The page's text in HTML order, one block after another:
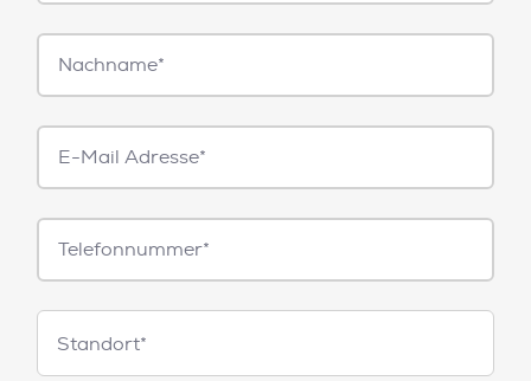
Nachname*
E-
Mail*
Telefonnummer
Standorte
Standort*